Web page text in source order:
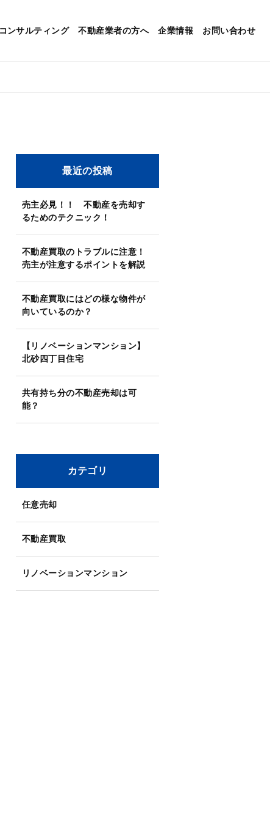
コンサルティング 不動産業者の方へ 企業情報 お問い合わせ
最近の投稿
売主必見！！ 不動産を売却す
るためのテクニック！
不動産買取のトラブルに注意！
売主が注意するポイントを解説
不動産買取にはどの様な物件が
向いているのか？
【リノベーションマンション】
北砂四丁目住宅
共有持ち分の不動産売却は可
能？
カテゴリ
任意売却
不動産買取
リノベーションマンション